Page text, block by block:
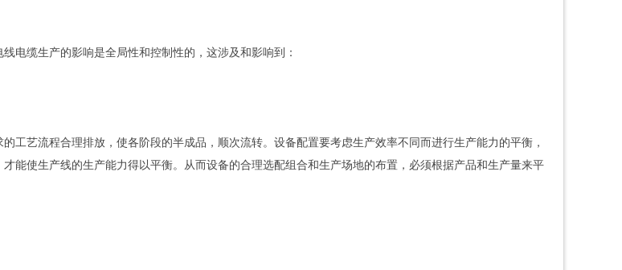
电缆生产的影响是全局性和控制性的，这涉及和影响到：
工艺流程合理排放，使各阶段的半成品，顺次流转。设备配置要考虑生产效率不同而进行生产能力的平衡，
能使生产线的生产能力得以平衡。从而设备的合理选配组合和生产场地的布置，必须根据产品和生产量来平